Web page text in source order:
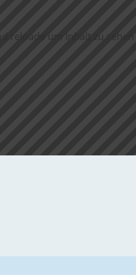
reloade um Inhalt zu sehen